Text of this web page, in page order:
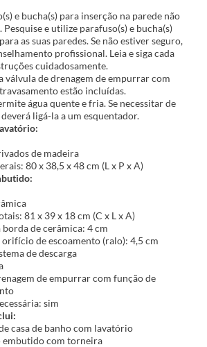
e bucha(s) para inserção na parede não
e utilize parafuso(s) e bucha(s)
as suas paredes. Se não estiver seguro,
profissional. Leia e siga cada
cuidadosamente.
válvula de drenagem de empurrar com
estão incluídas.
água quente e fria. Se necessitar de
ligá-la a um esquentador.
de madeira
80 x 38,5 x 48 cm (L x P x A)
81 x 39 x 18 cm (C x L x A)
borda de cerâmica: 4 cm
de escoamento (ralo): 4,5 cm
de descarga
de empurrar com função de
sim
casa de banho com lavatório
embutido com torneira